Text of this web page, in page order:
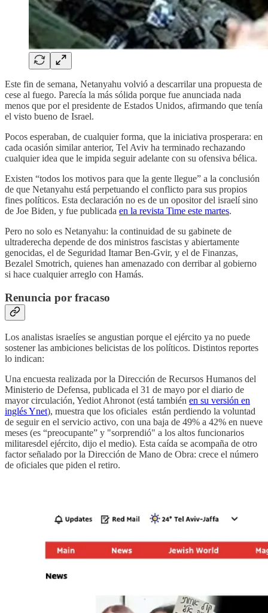
Este fin de semana, Netanyahu volvió a descarrilar una propuesta de
cese al fuego. Parecía la más sólida porque fue anunciada nada
menos que por el presidente de Estados Unidos, afirmando que tenía
el visto bueno de Israel.
Pocos esperaban, de cualquier forma, que la iniciativa prosperara: en
cada ocasión similar anterior, Tel Aviv ha terminado rechazando
cualquier idea que le impida seguir adelante con su ofensiva bélica.
Existen “todos los motivos para que la gente llegue” a la conclusión
de que Netanyahu está perpetuando el conflicto para sus propios
fines políticos. Esta declaración no es de un opositor del israelí sino
de Joe Biden, y fue publicada en la revista Time este martes.
Pero no solo es Netanyahu: la continuidad de su gabinete de
ultraderecha depende de dos ministros fascistas y abiertamente
genocidas, el de Seguridad Itamar Ben-Gvir, y el de Finanzas,
Bezalel Smotrich, quienes han amenazado con derribar al gobierno
si hace cualquier arreglo con Hamás.
Renuncia por fracaso
Los analistas israelíes se angustian porque el ejército ya no puede
sostener las ambiciones belicistas de los políticos. Distintos reportes
lo indican:
Una encuesta realizada por la Dirección de Recursos Humanos del
Ministerio de Defensa, publicada el 31 de mayo por el diario de
mayor circulación, Yediot Ahronot (está también en su versión en
inglés Ynet), muestra que los oficiales están perdiendo la voluntad
de seguir en el servicio activo, con una baja de 49% a 42% en nueve
meses (es “preocupante” y "sorprendió" a los altos funcionarios
militaresdel ejército, dijo el medio). Esta caída se acompaña de otro
factor señalado por la Dirección de Mano de Obra: crece el número
de oficiales que piden el retiro.